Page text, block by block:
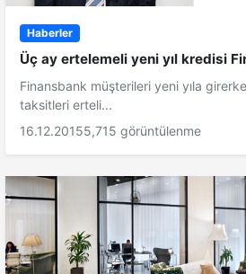
Haberler
Üç ay ertelemeli yeni yıl kredisi
Finansbank müşterileri yeni yıla
taksitleri erteli...
16.12.20155,715 görüntülenme